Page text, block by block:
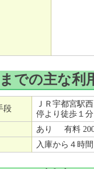
での主な利
段
ＪＲ宇都宮駅
停より徒歩１分
あり 有料
入庫から４時